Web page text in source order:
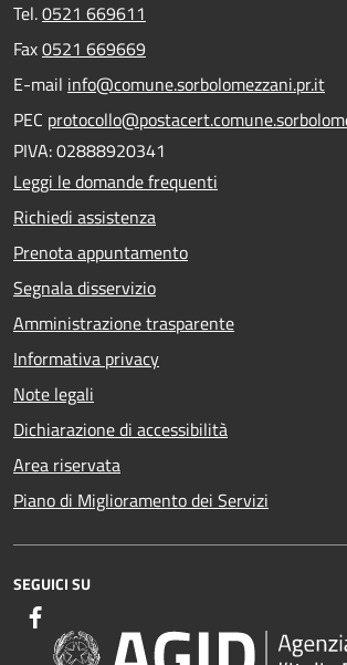
Tel.0521 669611
Fax0521 669669
E-mail info@comune.sorbolomezzani.pr.it
PEC
PIVA: 02888920341
Leggi le domande frequenti
Richiedi assistenza
Prenota appuntamento
Segnala disservizio
Amministrazione trasparente
Informativa privacy
Note legali
Dichiarazione di accessibilità
Area riservata
Piano di Miglioramento dei Servizi
SEGUICI SU